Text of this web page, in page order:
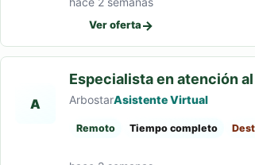
Ver oferta→
A
Especialista en atención
ArbostarAsistente Virtual
Remoto Tiempo completo